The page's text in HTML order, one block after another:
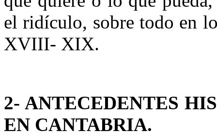
el ridículo, sobre todo en
XVIII- XIX.
2- ANTECEDENTES
EN CANTABRIA.